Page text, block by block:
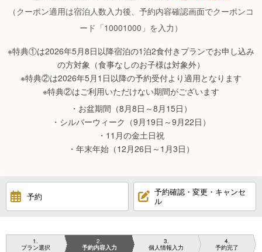
（クーポン適用は宿泊人数入力後、予約内容確認画面でクーポンコ
ード「10001000」を入力）
※特典①は2026年5月8日以降宿泊の1泊2食付きプランでお申し込み
の方対象（食事なしのお子様は対象外）
※特典②は2026年5月1日以降の予約受付より適用となります
※特典②はご利用いただけない期間がございます
・お盆期間（8月8日～8月15日）
・シルバーウィーク（9月19日～9月22日）
・11月の金土日祝
・年末年始（12月26日～1月3日）
予約
予約確認・変更・キャンセ
ル
1
プラン選択
2
予約内容入力
3
個人情報入力
4
予約完了